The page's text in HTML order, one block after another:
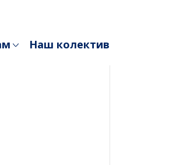
Наш колектив